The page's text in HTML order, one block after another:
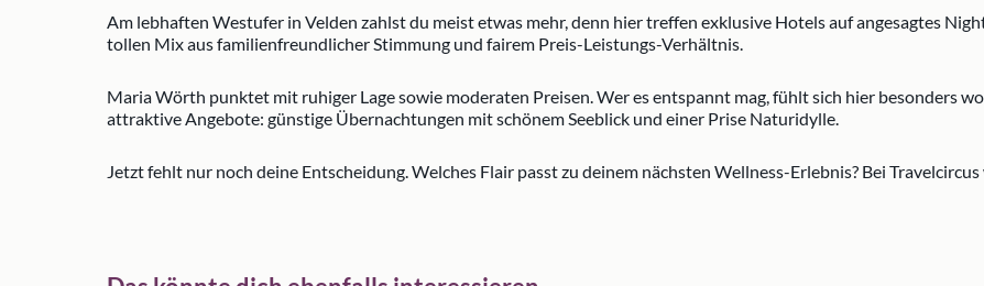
Am lebhaften Westufer in Velden zahlst du meist etwas mehr, denn hier treffen exklusive Hotels auf angesagtes
tollen Mix aus familienfreundlicher Stimmung und fairem Preis-Leistungs-Verhältnis.
Maria Wörth punktet mit ruhiger Lage sowie moderaten Preisen. Wer es entspannt mag, fühlt sich hier besonders
attraktive Angebote: günstige Übernachtungen mit schönem Seeblick und einer Prise Naturidylle.
Jetzt fehlt nur noch deine Entscheidung. Welches Flair passt zu deinem nächsten Wellness-Erlebnis? Bei